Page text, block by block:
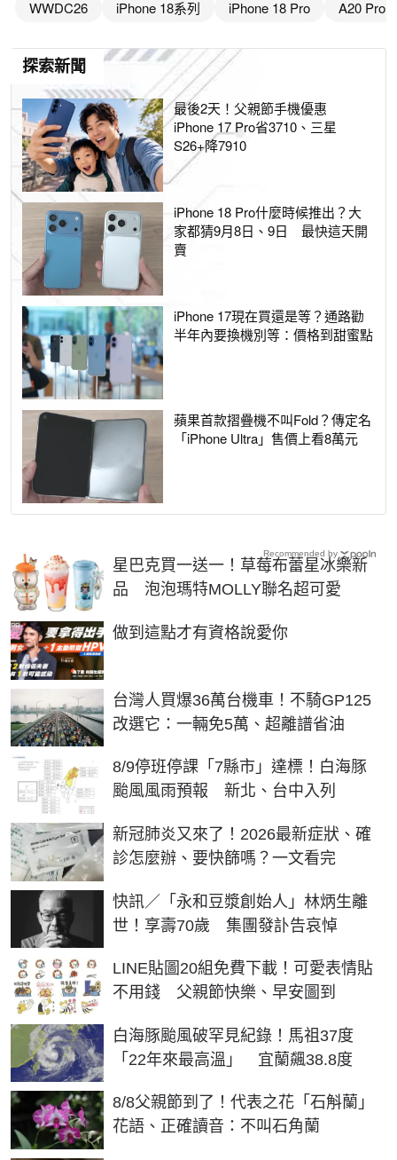
WWDC26 iPhone 18系列 iPhone 18 Pro A20 Pro
探索新聞
最後2天！父親節手機優惠
iPhone 17 Pro省3710、三星
S26+降7910
iPhone 18 Pro什麼時候推出？大
家都猜9月8日、9日 最快這天開
賣
iPhone 17現在買還是等？通路勸
半年內要換機別等：價格到甜蜜點
蘋果首款摺疊機不叫Fold？傳定名
「iPhone Ultra」售價上看8萬元
星巴克買一送一！草莓布蕾星冰樂新
品 泡泡瑪特MOLLY聯名超可愛
做到這點才有資格說愛你
PR
台灣人買爆36萬台機車！不騎GP125
改選它：一輛免5萬、超離譜省油
8/9停班停課「7縣市」達標！白海豚
颱風風雨預報 新北、台中入列
新冠肺炎又來了！2026最新症狀、確
診怎麼辦、要快篩嗎？一文看完
快訊／「永和豆漿創始人」林炳生離
世！享壽70歲 集團發訃告哀悼
LINE貼圖20組免費下載！可愛表情貼
不用錢 父親節快樂、早安圖到
白海豚颱風破罕見紀錄！馬祖37度
「22年來最高溫」 宜蘭飆38.8度
8/8父親節到了！代表之花「石斛蘭」
花語、正確讀音：不叫石角蘭
Recommended by